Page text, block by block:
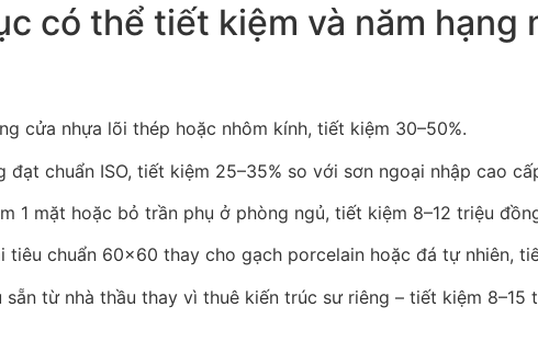
có thể tiết kiệm và năm hạng
cửa nhựa lõi thép hoặc nhôm kính, tiết kiệm 30–50%.
đạt chuẩn ISO, tiết kiệm 25–35% so với sơn ngoại nhập cao
1 mặt hoặc bỏ trần phụ ở phòng ngủ, tiết kiệm 8–12 triệu
tiêu chuẩn 60×60 thay cho gạch porcelain hoặc đá tự nhiên,
sẵn từ nhà thầu thay vì thuê kiến trúc sư riêng – tiết kiệm 8–15